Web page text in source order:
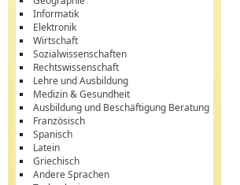
Informatik
Elektronik
Wirtschaft
Sozialwissenschaften
Rechtswissenschaft
Lehre und Ausbildung
Medizin & Gesundheit
Ausbildung und Beschäftigung Beratung
Französisch
Spanisch
Latein
Griechisch
Andere Sprachen